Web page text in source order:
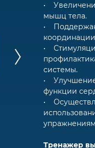
•
мышц тела.
•
•
системы.
•
функции
•
Тренажер